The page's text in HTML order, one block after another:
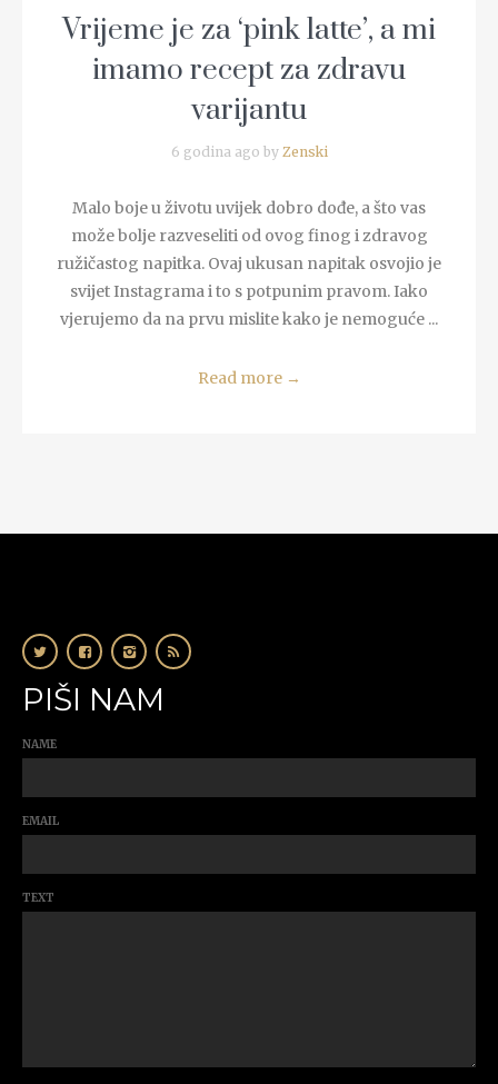
Vrijeme je za ‘pink latte’, a mi
imamo recept za zdravu
varijantu
6 godina ago by Zenski
Malo boje u životu uvijek dobro dođe, a što vas
može bolje razveseliti od ovog finog i zdravog
ružičastog napitka. Ovaj ukusan napitak osvojio je
svijet Instagrama i to s potpunim pravom. Iako
vjerujemo da na prvu mislite kako je nemoguće ...
Read more →
PIŠI NAM
NAME
EMAIL
TEXT